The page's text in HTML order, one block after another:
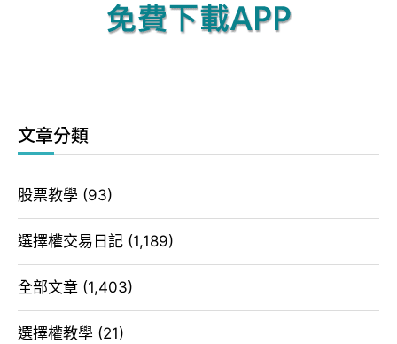
文章分類
股票教學 (93)
選擇權交易日記 (1,189)
全部文章 (1,403)
選擇權教學 (21)